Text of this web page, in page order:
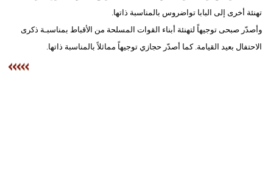
تهنئة أخرى إلى البابا تواضروس بالمناسبة ذاتها.
وأصدّر صبحى توجيهاً لتهنئة أبناء القوات المسلحة من الأقباط بمناسبـة ذكرى
الاحتفال بعيد القيامة. كما أصدّر حجازي توجيهاً مماثلاً بالمناسبة ذاتها.